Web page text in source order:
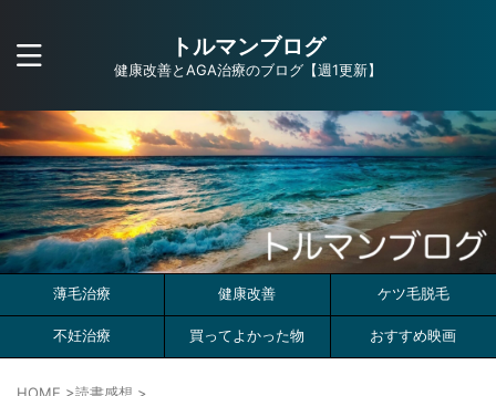
トルマンブログ
健康改善とAGA治療のブログ【週1更新】
薄毛治療 健康改善 ケツ毛脱毛
不妊治療 買ってよかった物 おすすめ映画
HOME >読書感想 >